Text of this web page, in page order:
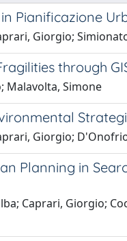
Pianificazione
Giorgio;
through
Malavolta, Simone
Giorgio;
Planning in
Caprari, Giorgio;